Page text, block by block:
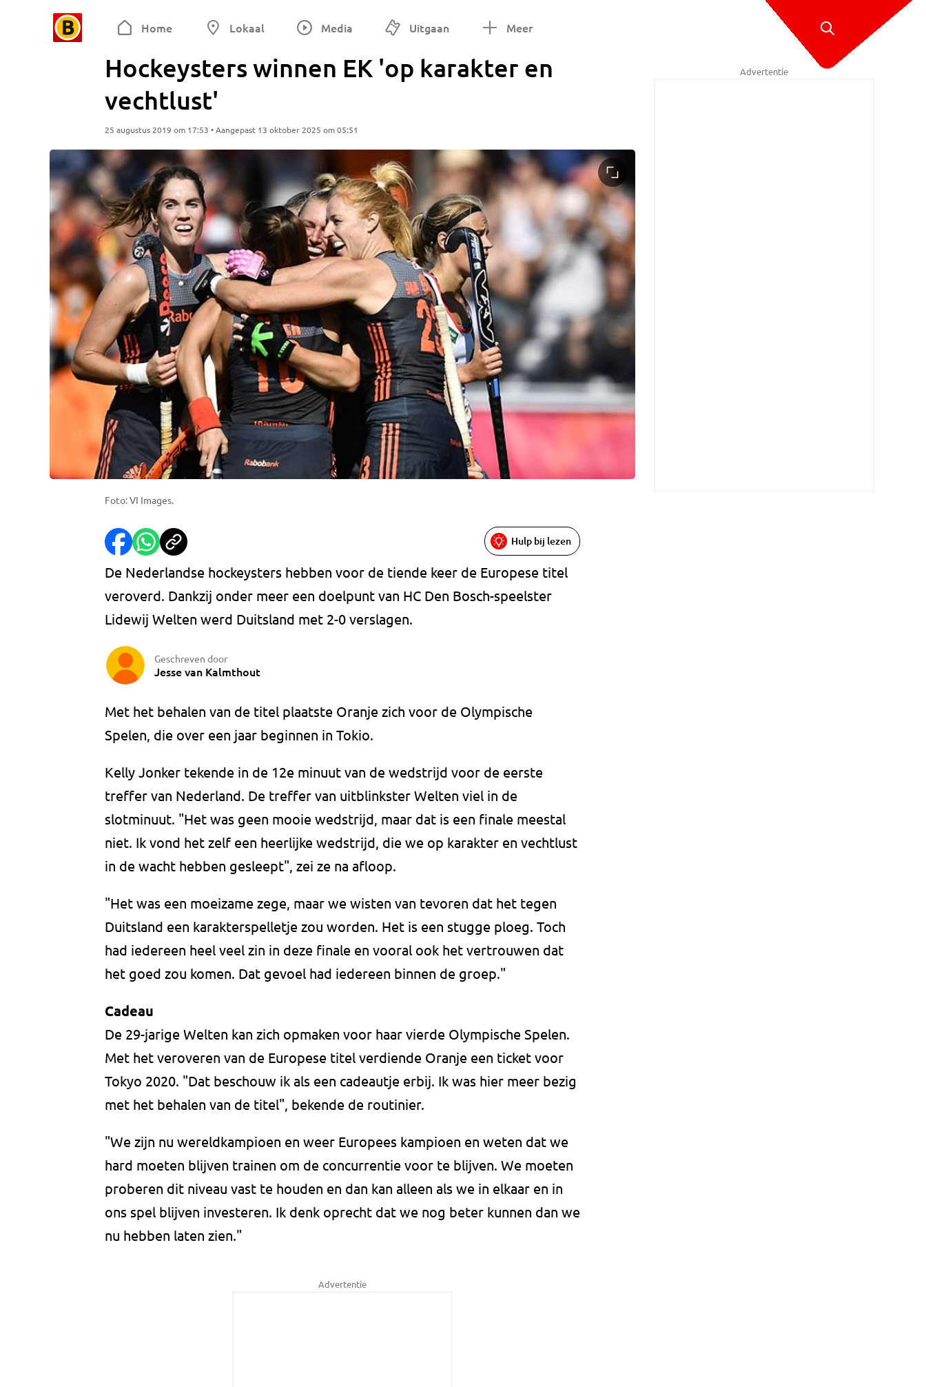
Home Lokaal Media Uitgaan Meer
Hockeysters winnen EK 'op karakter en
vechtlust'
25 augustus 2019 om 17:53 • Aangepast 13 oktober 2025 om 05:51
Foto: VI Images.
Hulp bij lezen
De Nederlandse hockeysters hebben voor de tiende keer de Europese titel
veroverd. Dankzij onder meer een doelpunt van HC Den Bosch-speelster
Lidewij Welten werd Duitsland met 2-0 verslagen.
Geschreven door
Jesse van Kalmthout
Met het behalen van de titel plaatste Oranje zich voor de Olympische
Spelen, die over een jaar beginnen in Tokio.
Kelly Jonker tekende in de 12e minuut van de wedstrijd voor de eerste
treffer van Nederland. De treffer van uitblinkster Welten viel in de
slotminuut. "Het was geen mooie wedstrijd, maar dat is een finale meestal
niet. Ik vond het zelf een heerlijke wedstrijd, die we op karakter en vechtlust
in de wacht hebben gesleept", zei ze na afloop.
"Het was een moeizame zege, maar we wisten van tevoren dat het tegen
Duitsland een karakterspelletje zou worden. Het is een stugge ploeg. Toch
had iedereen heel veel zin in deze finale en vooral ook het vertrouwen dat
het goed zou komen. Dat gevoel had iedereen binnen de groep."
Cadeau
De 29-jarige Welten kan zich opmaken voor haar vierde Olympische Spelen.
Met het veroveren van de Europese titel verdiende Oranje een ticket voor
Tokyo 2020. "Dat beschouw ik als een cadeautje erbij. Ik was hier meer bezig
met het behalen van de titel", bekende de routinier.
"We zijn nu wereldkampioen en weer Europees kampioen en weten dat we
hard moeten blijven trainen om de concurrentie voor te blijven. We moeten
proberen dit niveau vast te houden en dan kan alleen als we in elkaar en in
ons spel blijven investeren. Ik denk oprecht dat we nog beter kunnen dan we
nu hebben laten zien."
Advertentie
Advertentie